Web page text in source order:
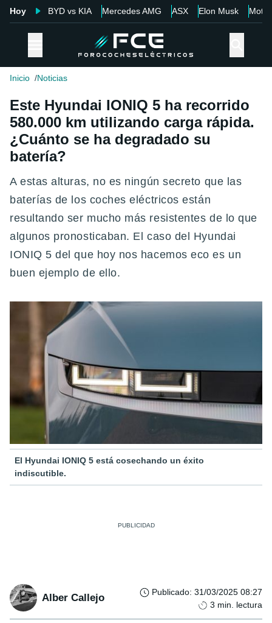
Hoy BYD vs KIA Mercedes AMG ASX Elon Musk Motor
Inicio Noticias
Este Hyundai IONIQ 5 ha recorrido
580.000 km utilizando carga rápida.
¿Cuánto se ha degradado su
batería?
A estas alturas, no es ningún secreto que las
baterías de los coches eléctricos están
resultando ser mucho más resistentes de lo que
algunos pronosticaban. El caso del Hyundai
IONIQ 5 del que hoy nos hacemos eco es un
buen ejemplo de ello.
El Hyundai IONIQ 5 está cosechando un éxito
indiscutible.
Alber Callejo Publicado: 31/03/2025 08:27
3 min. lectura